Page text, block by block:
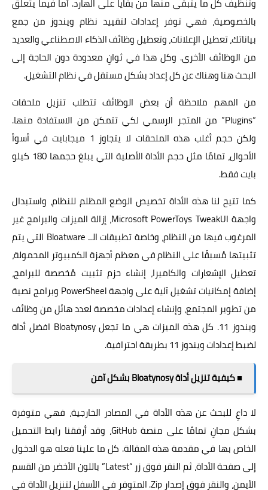
بالخصوصية، فهي توفر إعدادات لتقييد نظام ويندوز من جمع
بياناتك، تعطيل الإعلانات، وتعطيل وظائف الذكاء الاصطناعي والعديد
من الوظائف الأخرى. وكل هذا في ثوانِ معدودة دون الحاجة إلى
البحث هنا وهناك عن كل إعداد بشكل مستقل في نظام التشغيل.
من المهم ملاحظة أن بعض الوظائف تتطلب تنزيل ملحقات
“Plugins” من المتجر الرسمي لكي تتمكن من الاستفادة منها.
ولكن حجم أغلب هذه الملحقات لا يتجاوز 1 ميجابايت في أسوأ
الأحوال، تمامًا مثل حجم الأداة الأصلية التي يبلغ حجمها 180 كيلو
بايت فقط.
كما تتيح لنا هذه الأداة تخصيص الوضع المظلم للنظام، واستبدال
واجهة Microsoft PowerToys TweakUI، إزالة الميزات والبرامج غير
المرغوب فيها من النظام، وخاصة تطبيقات الــ Bloatware التي يتم
تثبيتها مُسبقًا على النظام في معظم أجهزة الكمبيوتر المحمولة،
تعطيل الإشعارات والكاميرا، إنشاء حزم تثبيت مُخصصة للبرامج،
إضافة إمكانيات تشغيل آلية على واجهة PowerSheel وبرامج نصية
من تطوير المجتمع، وإنشاء إعدادات مخصصة لعدد هائل من وظائف
ويندوز 11. كل هذه الميزات هي ما تجعل Bloatynosy افضل أداة
لضبط إعدادات ويندوز 11 بطريقة احترافية.
■ كيفية تنزيل أداة Bloatynosy بشكل آمن
لا داعِ للبحث عن هذه الأداة في المصادر الخارجية، فهي متوفرة
بشكل مجانِ تمامًا على منصة GitHub، وقد أرفقنا رابط التحميل
الخاص بها في مقدمة هذه المقالة. كل ما علينا فعله هو الدخول
إلى صفحة الأداة، ثم النقر فوق زر “Latest” باللون الأخضر من القسم
الأيمن، والنقر فوق إصدار Zip. المتوفر في الأسفل لتنزيل الأداة في